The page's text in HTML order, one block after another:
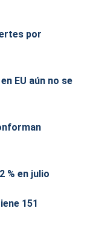
por
EU aún no se
% en julio
151